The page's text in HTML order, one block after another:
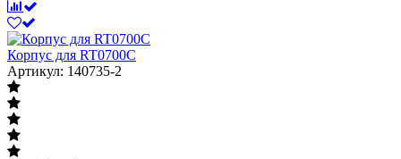
Корпус для RT0700C
Артикул: 140735-2